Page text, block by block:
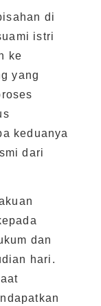
di
istri
ke
yang
keduanya
dari
dan
hari.